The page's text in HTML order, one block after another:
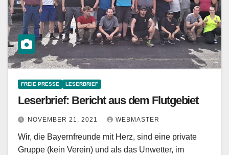
FREIE PRESSE LESERBRIEF
Leserbrief: Bericht aus dem Flutgebiet
NOVEMBER 21, 2021 WEBMASTER
Wir, die Bayernfreunde mit Herz, sind eine private
Gruppe (kein Verein) und als das Unwetter, im